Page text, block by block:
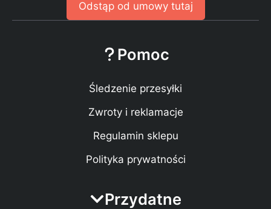
Odstąp od umowy tutaj
Pomoc
Śledzenie przesyłki
Zwroty i reklamacje
Regulamin sklepu
Polityka prywatności
Przydatne